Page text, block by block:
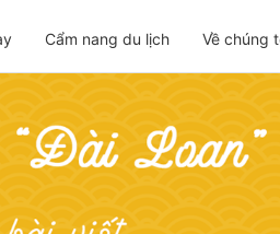
Cẩm nang du lịch Về chúng